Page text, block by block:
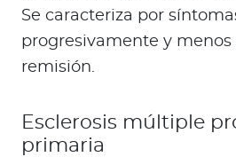
Se caracteriza por
progresivamente y menos
remisión.
Esclerosis múltiple
primaria